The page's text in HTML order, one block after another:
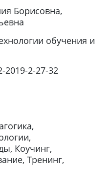
Борисовна,
обучения и
2019-2-27-32
Коучинг,
Тренинг,